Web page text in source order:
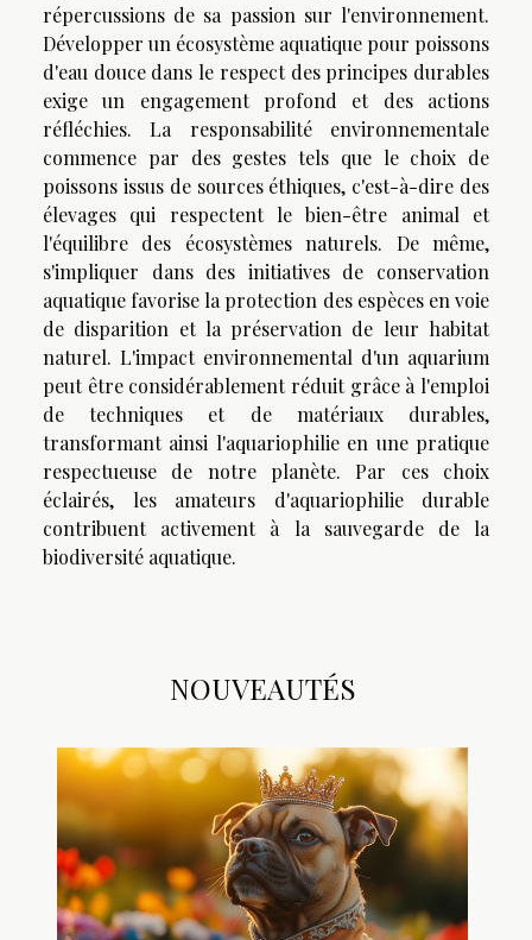
répercussions de sa passion sur l'environnement.
Développer un écosystème aquatique pour poissons
d'eau douce dans le respect des principes durables
exige un engagement profond et des actions
réfléchies. La responsabilité environnementale
commence par des gestes tels que le choix de
poissons issus de sources éthiques, c'est-à-dire des
élevages qui respectent le bien-être animal et
l'équilibre des écosystèmes naturels. De même,
s'impliquer dans des initiatives de conservation
aquatique favorise la protection des espèces en voie
de disparition et la préservation de leur habitat
naturel. L'impact environnemental d'un aquarium
peut être considérablement réduit grâce à l'emploi
de techniques et de matériaux durables,
transformant ainsi l'aquariophilie en une pratique
respectueuse de notre planète. Par ces choix
éclairés, les amateurs d'aquariophilie durable
contribuent activement à la sauvegarde de la
biodiversité aquatique.
NOUVEAUTÉS